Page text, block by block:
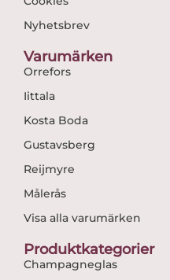
Nyhetsbrev
Varumärken
Orrefors
Iittala
Kosta Boda
Gustavsberg
Reijmyre
Målerås
Visa alla varumärken
Produktkategorier
Champagneglas